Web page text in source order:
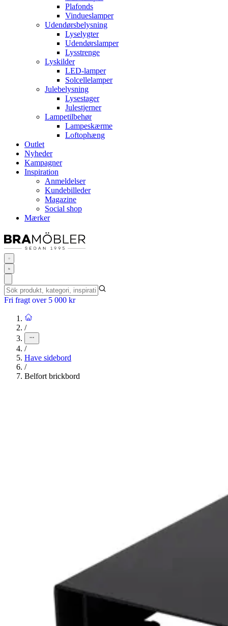
Plafonds
Vindueslamper
Udendørsbelysning
Lyselygter
Udendørslamper
Lysstrenge
Lyskilder
LED-lamper
Solcellelamper
Julebelysning
Lysestager
Julestjerner
Lampetilbehør
Lampeskærme
Loftophæng
Outlet
Nyheder
Kampagner
Inspiration
Anmeldelser
Kundebilleder
Magazine
Social shop
Mærker
Fri fragt over 5 000 kr
/
/
Have sidebord
/
Belfort brickbord